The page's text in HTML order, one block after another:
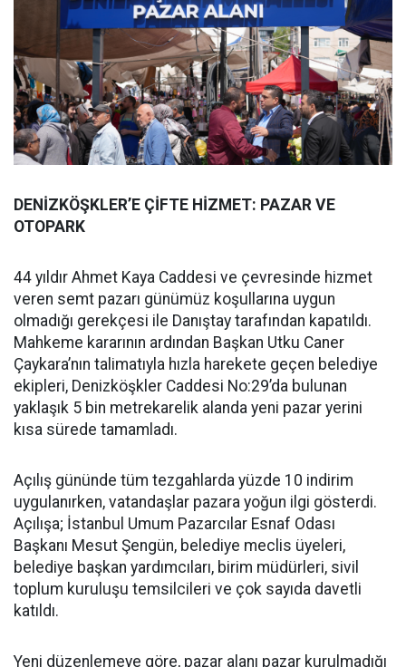
DENİZKÖŞKLER’E ÇİFTE HİZMET: PAZAR VE
OTOPARK
44 yıldır Ahmet Kaya Caddesi ve çevresinde hizmet
veren semt pazarı günümüz koşullarına uygun
olmadığı gerekçesi ile Danıştay tarafından kapatıldı.
Mahkeme kararının ardından Başkan Utku Caner
Çaykara’nın talimatıyla hızla harekete geçen belediye
ekipleri, Denizköşkler Caddesi No:29’da bulunan
yaklaşık 5 bin metrekarelik alanda yeni pazar yerini
kısa sürede tamamladı.
Açılış gününde tüm tezgahlarda yüzde 10 indirim
uygulanırken, vatandaşlar pazara yoğun ilgi gösterdi.
Açılışa; İstanbul Umum Pazarcılar Esnaf Odası
Başkanı Mesut Şengün, belediye meclis üyeleri,
belediye başkan yardımcıları, birim müdürleri, sivil
toplum kuruluşu temsilcileri ve çok sayıda davetli
katıldı.
Yeni düzenlemeye göre, pazar alanı pazar kurulmadığı